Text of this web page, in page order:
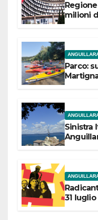
milioni
Parco:
Sinistra
31